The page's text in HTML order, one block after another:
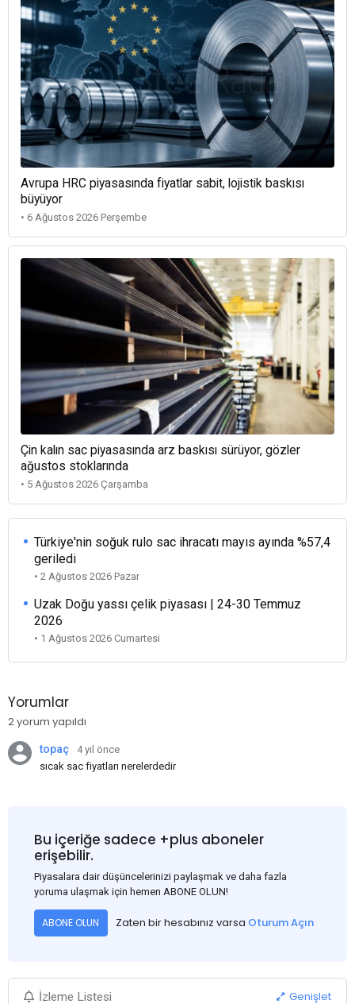
Avrupa HRC piyasasında fiyatlar sabit, lojistik baskısı
büyüyor
• 6 Ağustos 2026 Perşembe
Çin kalın sac piyasasında arz baskısı sürüyor, gözler
ağustos stoklarında
• 5 Ağustos 2026 Çarşamba
Türkiye'nin soğuk rulo sac ihracatı mayıs ayında %57,4
geriledi
• 2 Ağustos 2026 Pazar
Uzak Doğu yassı çelik piyasası | 24-30 Temmuz
2026
• 1 Ağustos 2026 Cumartesi
Yorumlar
2 yorum yapıldı
topaç
4 yıl önce
sıcak sac fiyatları nerelerdedir
Bu içeriğe sadece +plus aboneler
erişebilir.
Piyasalara dair düşüncelerinizi paylaşmak ve daha fazla
yoruma ulaşmak için hemen ABONE OLUN!
ABONE OLUN Zaten bir hesabınız varsa Oturum Açın
İzleme Listesi Genişlet